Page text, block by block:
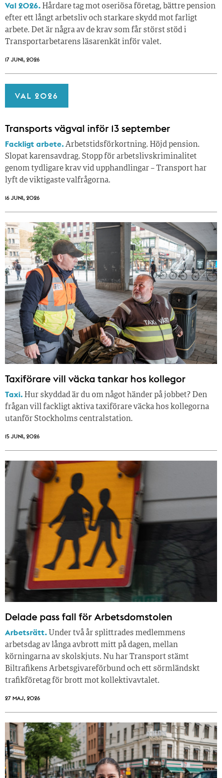
Val 2026. Hårdare tag mot oseriösa företag, bättre pension
efter ett långt arbetsliv och starkare skydd mot farligt
arbete. Det är några av de krav som får störst stöd i
Transportarbetarens läsar­enkät inför valet.
17 JUNI, 2026
VAL 2026
Transports vägval inför 13 september
Fackligt arbete.Arbetstidsförkortning. Höjd pension.
Slopat karensavdrag. Stopp för arbetslivskriminalitet
genom tydligare krav vid upphandlingar – Transport har
lyft de viktigaste valfrågorna.
16 JUNI, 2026
Taxiförare vill väcka tankar hos kollegor
Taxi. Hur skyddad är du om något händer på jobbet? Den
frågan vill fackligt aktiva taxiförare väcka hos kollegorna
utanför Stockholms centralstation.
15 JUNI, 2026
Delade pass fall för Arbetsdomstolen
Arbetsrätt. Under två år splittrades medlemmens
arbetsdag av långa avbrott mitt på dagen, mellan
körningarna av skolskjuts. Nu har Transport stämt
Biltrafikens Arbetsgivareförbund och ett sörmländskt
trafikföretag för brott mot kollektivavtalet.
27 MAJ, 2026